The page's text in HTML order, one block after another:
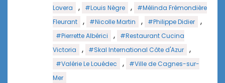
Lovera
, #Louis Nègre ,
#Mélinda Frémondière
Fleurant
, #Nicolle Martin , #Philippe Didier ,
#Pierrette Albérici ,
#Restaurant Cucina
Victoria
, #Skal International Côte d'Azur ,
#Valérie Le Louédec ,
#Ville de Cagnes-sur-
Mer